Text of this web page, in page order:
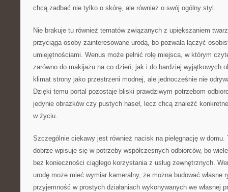
chcą zadbać nie tylko o skórę, ale również o swój ogólny styl.
Nie brakuje tu również tematów związanych z upiększaniem
przyciąga osoby zainteresowane urodą, bo pozwala łączyć
umiejętnościami. Wenus może pełnić rolę miejsca, w którym
zarówno do makijażu na co dzień, jak i do bardziej wyjątkowych
klimat strony jako przestrzeni modnej, ale jednocześnie nie
Dzięki temu portal pozostaje bliski prawdziwym potrzebom
jedynie obrazków czy pustych haseł, lecz chcą znaleźć
w życiu.
Szczególnie ciekawy jest również nacisk na pielęgnację w domu.
dobrze wpisuje się w potrzeby współczesnych odbiorców, bo
bez konieczności ciągłego korzystania z usług zewnętrznych.
urodę może mieć wymiar kameralny, że można budować własne
przyjemność w prostych działaniach wykonywanych we własnej